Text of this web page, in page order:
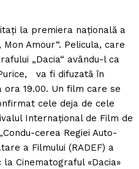
la premiera naţională a
Amour“. Pelicula, care
„Dacia“ avându-l ca
va fi difuzată în
19.00. Un film care se
cele deja de cele
Internaţional de Film de
cerea Regiei Auto-
a Filmului (RADEF) a
Cinematograful «Dacia»